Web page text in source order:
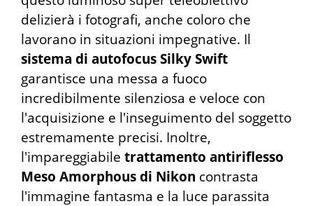
delizierà i fotografi, anche coloro che
lavorano in situazioni impegnative. Il
sistema di autofocus Silky Swift
garantisce una messa a fuoco
incredibilmente silenziosa e veloce con
l'acquisizione e l'inseguimento del soggetto
estremamente precisi. Inoltre,
l'impareggiabile trattamento antiriflesso
Meso Amorphous di Nikon contrasta
l'immagine fantasma e la luce parassita